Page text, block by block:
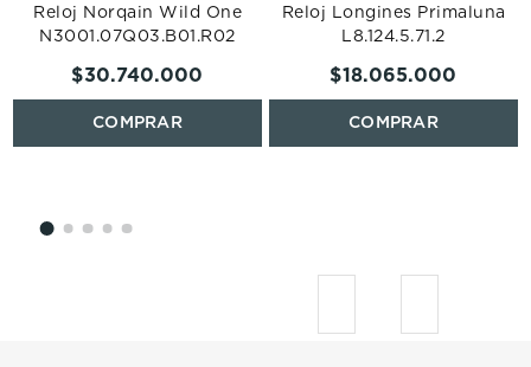
Reloj Norqain Wild One
N3001.07Q03.B01.R02
$30.740.000
Reloj Longines Primaluna
L8.124.5.71.2
$18.065.000